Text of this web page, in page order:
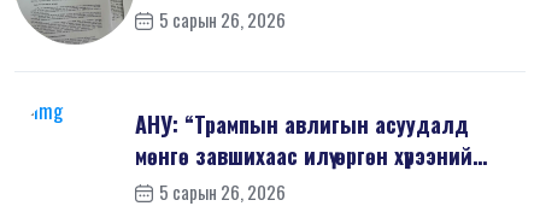
5 сарын 26, 2026
АНУ: “Трампын авлигын асуудалд
мөнгө завшихаас илүү өргөн хүрээний
шин...
5 сарын 26, 2026